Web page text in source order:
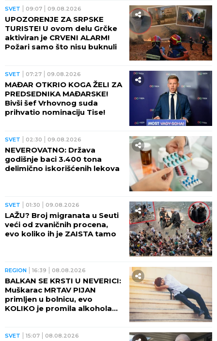
SVET 09:07 09.08.2026
UPOZORENJE ZA SRPSKE
TURISTE! U ovom delu Grčke
aktiviran je CRVENI ALARM!
Požari samo što nisu buknuli
SVET 07:27 09.08.2026
MAĐAR OTKRIO KOGA ŽELI ZA
PREDSEDNIKA MAĐARSKE!
Bivši šef Vrhovnog suda
prihvatio nominaciju Tise!
SVET 02:30 09.08.2026
NEVEROVATNO: Država
godišnje baci 3.400 tona
delimično iskorišćenih lekova
SVET 01:30 09.08.2026
LAŽU? Broj migranata u Seuti
veći od zvaničnih procena,
evo koliko ih je ZAISTA tamo
REGION 16:39 08.08.2026
BALKAN SE KRSTI U NEVERICI:
Muškarac MRTAV PIJAN
primljen u bolnicu, evo
KOLIKO je promila alkohola
SVET 15:07 08.08.2026